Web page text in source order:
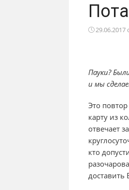
29.06.2017
Пауки?
и мы
Это
карту из
отвечает
кто
доставить